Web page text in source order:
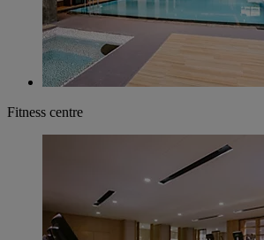
Fitness centre